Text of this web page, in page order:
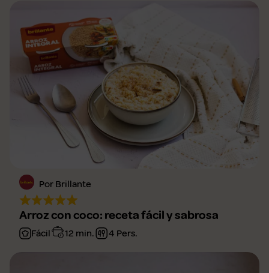
Por Brillante
Arroz con coco: receta fácil y sabrosa
Fácil 12 min. 4 Pers.